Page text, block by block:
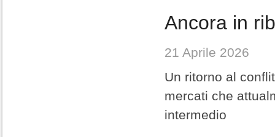
Ancora in
21 Aprile 2026
Un ritorno al
mercati che
intermedio